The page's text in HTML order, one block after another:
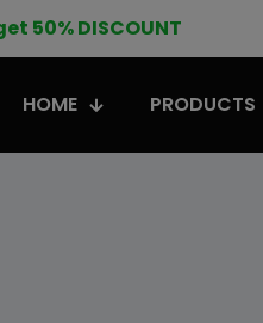
50% DISCOUNT
HOME PRODUCTS